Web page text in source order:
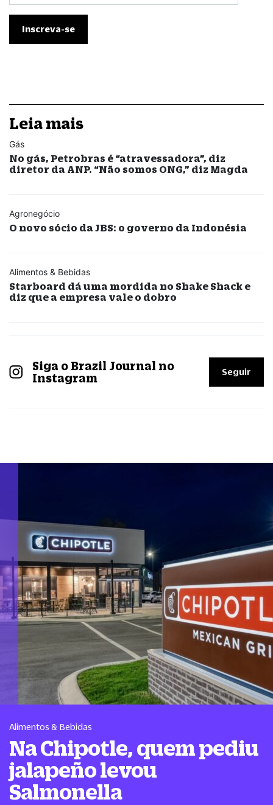
Leia mais
Gás
No gás, Petrobras é “atravessadora”, diz
diretor da ANP. “Não somos ONG,” diz Magda
Agronegócio
O novo sócio da JBS: o governo da Indonésia
Alimentos & Bebidas
Starboard dá uma mordida no Shake Shack e
diz que a empresa vale o dobro
Siga o Brazil Journal no
Instagram
Seguir
Alimentos & Bebidas
Na Chipotle, quem pediu
jalapeño levou
Salmonella